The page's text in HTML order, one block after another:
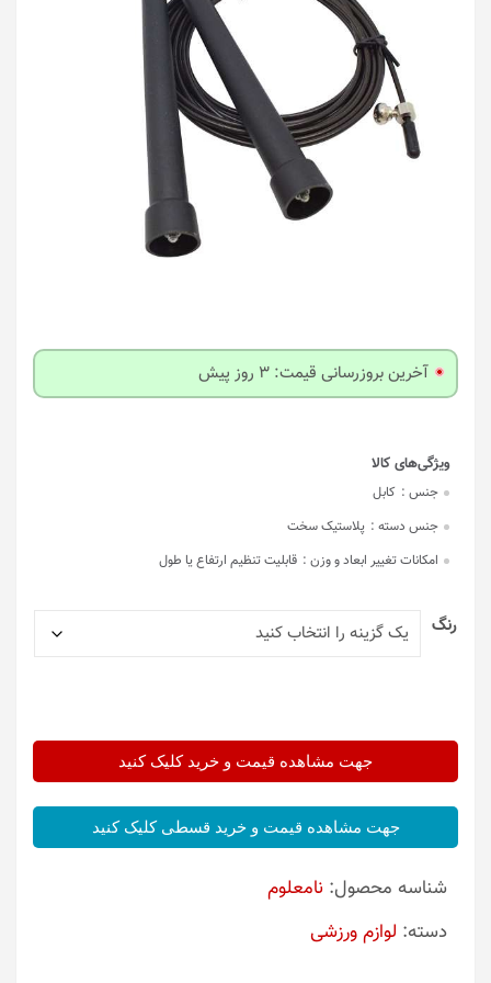
آخرین بروزرسانی قیمت: 3 روز پیش
جنس : کابل
جنس دسته : پلاستیک سخت
امکانات تغییر ابعاد و وزن : قابلیت تنظیم ارتفاع یا طول
رنگ
جهت مشاهده قیمت و خرید کلیک کنید
جهت مشاهده قیمت و خرید قسطی کلیک کنید
شناسه محصول: نامعلوم
دسته: لوازم ورزشی